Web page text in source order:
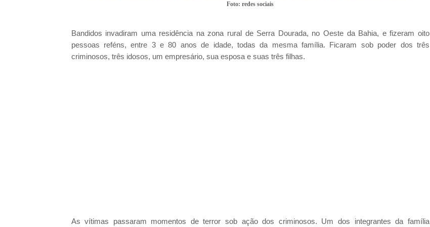
Foto: redes sociais
Bandidos invadiram uma residência na zona rural de Serra Dourada, no Oeste da Bahia, e fizeram oito
pessoas reféns, entre 3 e 80 anos de idade, todas da mesma família. Ficaram sob poder dos três
criminosos, três idosos, um empresário, sua esposa e suas três filhas.
As vítimas passaram momentos de terror sob ação dos criminosos. Um dos integrantes da família